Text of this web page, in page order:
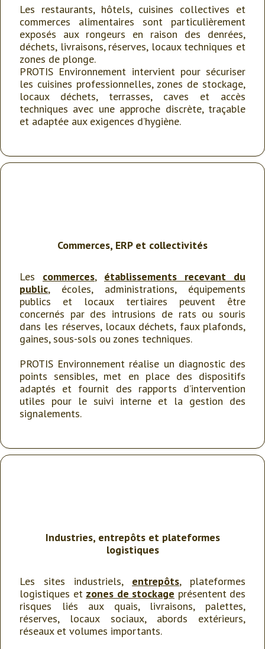
Les restaurants, hôtels, cuisines collectives et
commerces alimentaires sont particulièrement
exposés aux rongeurs en raison des denrées,
déchets, livraisons, réserves, locaux techniques et
zones de plonge.
PROTIS Environnement intervient pour sécuriser
les cuisines professionnelles, zones de stockage,
locaux déchets, terrasses, caves et accès
techniques avec une approche discrète, traçable
et adaptée aux exigences d’hygiène.
Commerces, ERP et collectivités
Les commerces, établissements recevant du
public, écoles, administrations, équipements
publics et locaux tertiaires peuvent être
concernés par des intrusions de rats ou souris
dans les réserves, locaux déchets, faux plafonds,
gaines, sous-sols ou zones techniques.
PROTIS Environnement réalise un diagnostic des
points sensibles, met en place des dispositifs
adaptés et fournit des rapports d’intervention
utiles pour le suivi interne et la gestion des
signalements.
Industries, entrepôts et plateformes
logistiques
Les sites industriels, entrepôts, plateformes
logistiques et zones de stockage présentent des
risques liés aux quais, livraisons, palettes,
réserves, locaux sociaux, abords extérieurs,
réseaux et volumes importants.